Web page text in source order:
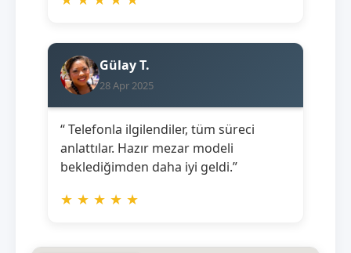
Gülay T.
28 Apr 2025
“ Telefonla ilgilendiler, tüm süreci
anlattılar. Hazır mezar modeli
beklediğimden daha iyi geldi.”
★ ★ ★ ★ ★